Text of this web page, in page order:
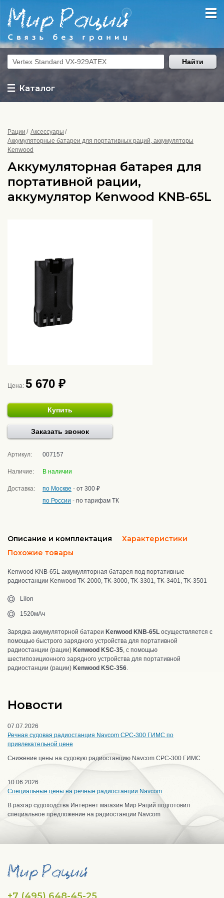
Каталог
Найти
Рации
Аксессуары
Аккумуляторные батареи для портативных раций, аккумуляторы
Kenwood
Аккумуляторная батарея для
портативной рации,
аккумулятор Kenwood KNB-65L
Цена: 5 670 ₽
Купить
Заказать звонок
Артикул: 007157
Наличие: В наличии
Доставка: по Москве - от 300 ₽
по России - по тарифам ТК
Описание и комплектация
Характеристики
Похожие товары
Kenwood KNB-65L аккумуляторная батарея под портативные
радиостанции Kenwood TK-2000, TK-3000, TK-3301, TK-3401, TK-3501
LiIon
1520мАч
Зарядка аккумуляторной батареи Kenwood KNB-65L осуществляется с
помощью быстрого зарядного устройства для портативной
радиостанции (рации) Kenwood KSC-35, с помощью
шестипозиционного зарядного устройства для портативной
радиостанции (рации) Kenwood KSC-356.
Новости
07.07.2026
Речная судовая радиостанция Navcom CPC-300 ГИМС по
привлекательной цене
Снижение цены на судовую радиостанцию Navcom CPC-300 ГИМС
10.06.2026
Специальные цены на речные радиостанции Navcom
В разгар судоходства Интернет магазин Мир Раций подготовил
специальное предложение на радиостанции Navcom